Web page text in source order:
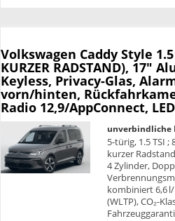
Volkswagen Caddy Style 1.5
KURZER RADSTAND), 17"
Keyless, Privacy-Glas,
vorn/hinten,
Radio 12,9/AppConnect,
unverbindliche
5-türig, 1.5 TSI ;
kurzer Radstand
4 Zylinder,
kombiniert 6,6
(WLTP), CO₂-